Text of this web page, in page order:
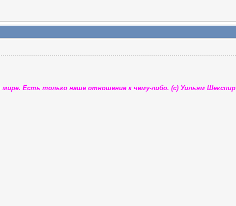
Есть только наше отношение к чему-либо. (с) Уильям Шекспир